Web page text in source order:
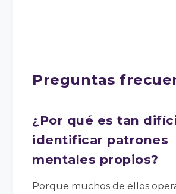
Preguntas
¿Por qué es tan
identificar patrones
mentales propios?
Porque muchos de ellos